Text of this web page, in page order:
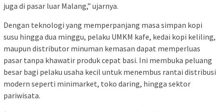
juga di pasar luar Malang,” ujarnya.
Dengan teknologi yang memperpanjang masa simpan kopi
susu hingga dua minggu, pelaku UMKM kafe, kedai kopi keliling,
maupun distributor minuman kemasan dapat memperluas
pasar tanpa khawatir produk cepat basi. Ini membuka peluang
besar bagi pelaku usaha kecil untuk menembus rantai distribusi
modern seperti minimarket, toko daring, hingga sektor
pariwisata.